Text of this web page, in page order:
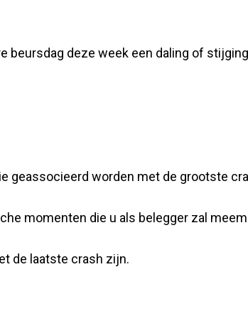
beursdag deze week een daling of
geassocieerd worden met de grootste
momenten die u als belegger zal
de laatste crash zijn.